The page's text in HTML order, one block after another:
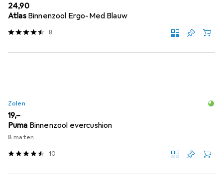
EUR
24,90
Atlas Binnenzool Ergo-Med Blauw
8
Zolen
EUR
19,–
Puma Binnenzool evercushion
8 maten
10